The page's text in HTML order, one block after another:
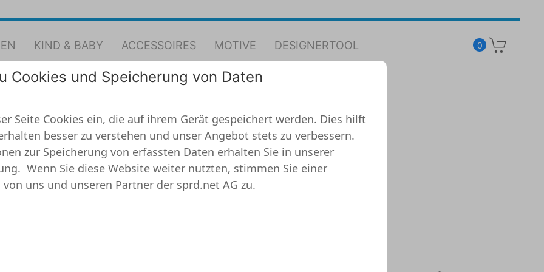
KIND & BABY ACCESSOIRES MOTIVE DESIGNERTOOL 0
Cookies und Speicherung von Daten
Seite Cookies ein, die auf ihrem Gerät gespeichert werden. Dies hilft
besser zu verstehen und unser Angebot stets zu verbessern.
zur Speicherung von erfassten Daten erhalten Sie in unserer
Wenn Sie diese Website weiter nutzten, stimmen Sie einer
uns und unseren Partner der sprd.net AG zu.